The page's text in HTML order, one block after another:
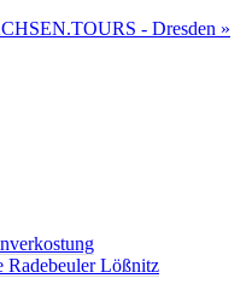
- Dresden »
Radebeuler Lößnitz